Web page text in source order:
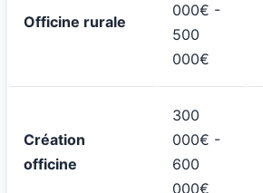
Officine rurale
000€ -
500
000€
Création
officine
300
000€ -
600
000€